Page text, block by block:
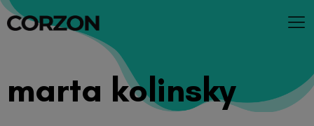
marta kolinsky